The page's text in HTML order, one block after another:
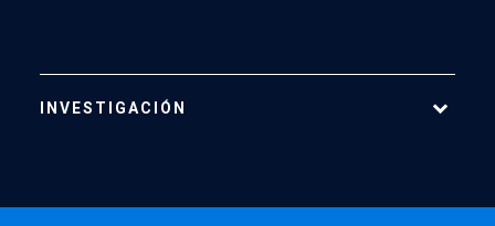
INVESTIGACIÓN
Centros